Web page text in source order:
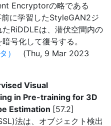
Encryptorの略である
に学習したStyleGAN2ジ
RiDDLEは、潜伏空間内の
号化して復号する。
）
(Thu, 9 Mar 2023
Visual
in Pre-training for 3D
Estimation [57.2]
法は、オブジェクト検出